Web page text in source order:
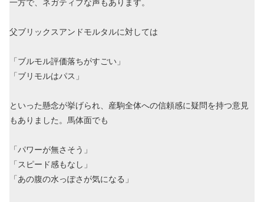
一方で、ネガティブな声もあります。
父ブリックスアンドモルタルに対しては
「ブルモル評価落ちがすごい」
「ブリモルはパス」
といった懸念が挙げられ、産駒全体への信頼感に疑問を持つ意見
もありました。馬体面でも
「パワーが無さそう」
「スピード感もなし」
「あの腹の水っぽさが気になる」